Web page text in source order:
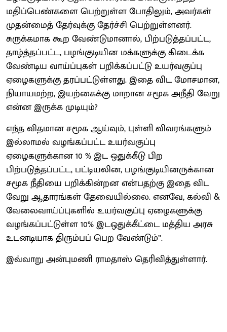
மதிப்பெண்களை பெற்றுள்ள போதிலும், அவர்கள்
முதன்மைத் தேர்வுக்கு தேர்ச்சி பெற்றுள்ளனர்.
சுருக்கமாக கூற வேண்டுமானால், பிற்படுத்தப்பட்ட,
தாழ்த்தப்பட்ட, பழங்குடியின மக்களுக்கு கிடைக்க
வேண்டிய வாய்ப்புகள் பறிக்கப்பட்டு உயர்வகுப்பு
ஏழைகளுக்கு தரப்பட்டுள்ளது. இதை விட மோசமான,
நியாயமற்ற, இயற்கைக்கு மாறான சமூக அநீதி வேறு
என்ன இருக்க முடியும்?
எந்த விதமான சமூக ஆய்வும், புள்ளி விவரங்களும்
இல்லாமல் வழங்கப்பட்ட உயர்வகுப்பு
ஏழைகளுக்கான 10 % இட ஒதுக்கீடு பிற
பிற்படுத்தப்பட்ட, பட்டியலின, பழங்குடியினருக்கான
சமூக நீதியை பறிக்கின்றன என்பதற்கு இதை விட
வேறு ஆதாரங்கள் தேவையில்லை. எனவே, கல்வி &
வேலைவாய்ப்புகளில் உயர்வகுப்பு ஏழைகளுக்கு
வழங்கப்பட்டுள்ள 10% இடஒதுக்கீட்டை மத்திய அரசு
உடனடியாக திரும்பப் பெற வேண்டும்”.
இவ்வாறு அன்புமணி ராமதாஸ் தெரிவித்துள்ளார்.